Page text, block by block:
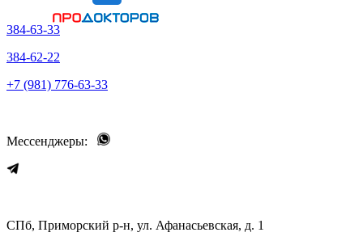
384-63-33
384-62-22
+7 (981) 776-63-33
Мессенджеры:
СПб, Приморский р-н, ул. Афанасьевская, д. 1